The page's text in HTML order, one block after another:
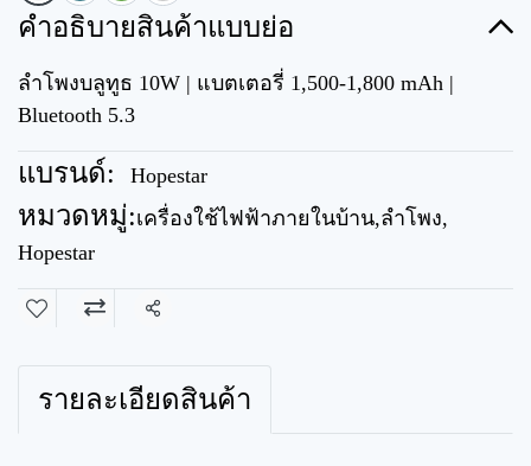
คำอธิบายสินค้าแบบย่อ
ลำโพงบลูทูธ 10W | แบตเตอรี่ 1,500-1,800 mAh |
Bluetooth 5.3
แบรนด์: Hopestar
หมวดหมู่:เครื่องใช้ไฟฟ้าภายในบ้าน,ลำโพง,
Hopestar
แชร์
รายละเอียดสินค้า